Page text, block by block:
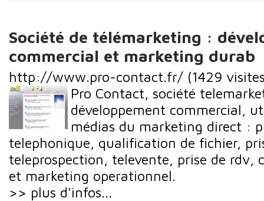
Société de télémarketing :
commercial et marketing durab
http://www.pro-contact.fr/ (1429
Pro Contact, société
développement commercial,
médias du marketing direct :
telephonique, qualification de fichier,
teleprospection, televente, prise de rdv,
et marketing operationnel.
>> plus d'infos...